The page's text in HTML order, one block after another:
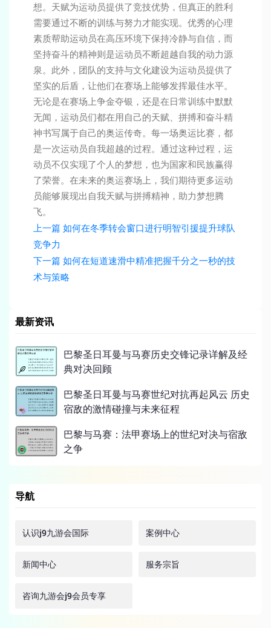
想。天赋为运动员提供了竞技优势，但真正的胜利
需要通过不断的训练与努力才能实现。优秀的心理
素质帮助运动员在高压环境下保持冷静与自信，而
坚持奋斗的精神则是运动员不断超越自我的动力源
泉。此外，团队的支持与文化建设为运动员提供了
坚实的后盾，让他们在赛场上能够发挥最佳水平。
无论是在赛场上争金夺银，还是在日常训练中默默
无闻，运动员们都在用自己的天赋、拼搏和奋斗精
神书写属于自己的奥运传奇。每一场奥运比赛，都
是一次运动员自我超越的过程。通过这种过程，运
动员不仅实现了个人的梦想，也为国家和民族赢得
了荣誉。在未来的奥运赛场上，我们期待更多运动
员能够展现出自我天赋与拼搏精神，助力梦想腾
飞。
上一篇 如何在冬季转会窗口进行明智引援提升球队
竞争力
下一篇 如何在短道速滑中精准把握千分之一秒的技
术与策略
最新资讯
巴黎圣日耳曼与马赛历史交锋记录详解及经
典对决回顾
巴黎圣日耳曼与马赛世纪对抗再起风云 历史
宿敌的激情碰撞与未来征程
巴黎与马赛：法甲赛场上的世纪对决与宿敌
之争
导航
认识j9九游会国际 案例中心
新闻中心 服务宗旨
咨询九游会j9会员专享